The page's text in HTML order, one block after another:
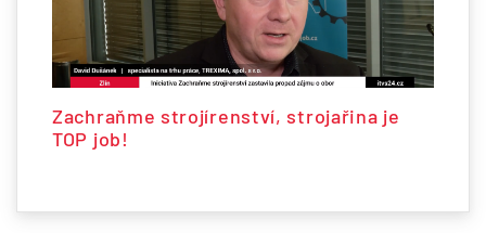
Zachraňme strojírenství, strojařina je
TOP job!